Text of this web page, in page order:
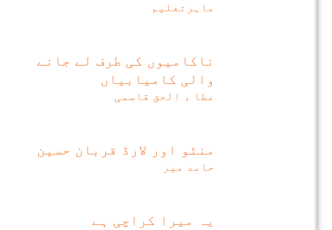
ماہرتعلیم
ناکامیوں کی طرف لے جانے
والی کامیابیاں
عطا ء الحق قاسمی
منٹو اور لارڈ قربان حسین
حامد میر
یہ میرا کراچی ہے